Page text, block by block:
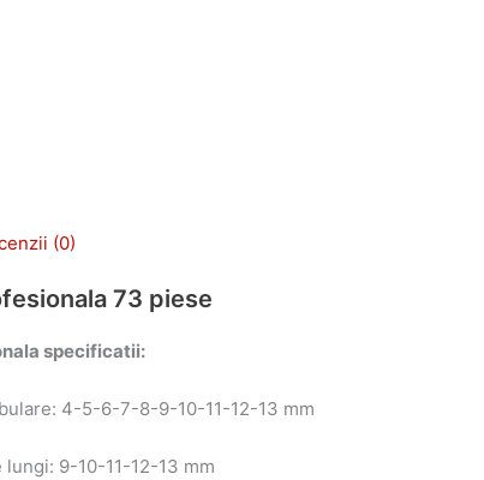
(0)
73 piese
specificatii:
4-5-6-7-8-9-10-11-12-13 mm
lungi: 9-10-11-12-13 mm